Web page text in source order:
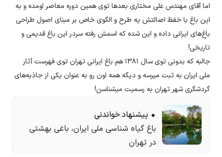
اما آقای مهندس علی مختاری بعدها توی همین دوره معاصر اومده و به
این باغ با خفظ اصالتش یه طرح و الگوی خاص بر مبنای اصول طراحی
باغ‌های ایرانی داده و این شده که اسمش رفته سردر این باغ قدیمی و
تاریخی!
جالبه که بدونی توی سال ۱۳۸۱ هم باغ ایرانی تهران توی فهرست آثار
ملی ایران به ثبت میرسه و دیگه همه اون رو به عنوان یکی از جاذبه‌های
گردشگری شهر تهران به رسمیت میشناسن!
پیشنهاد خواندنی
باغ‌ گیاه‌ شناسی ملی ایران، باغی بهشتی
در تهران